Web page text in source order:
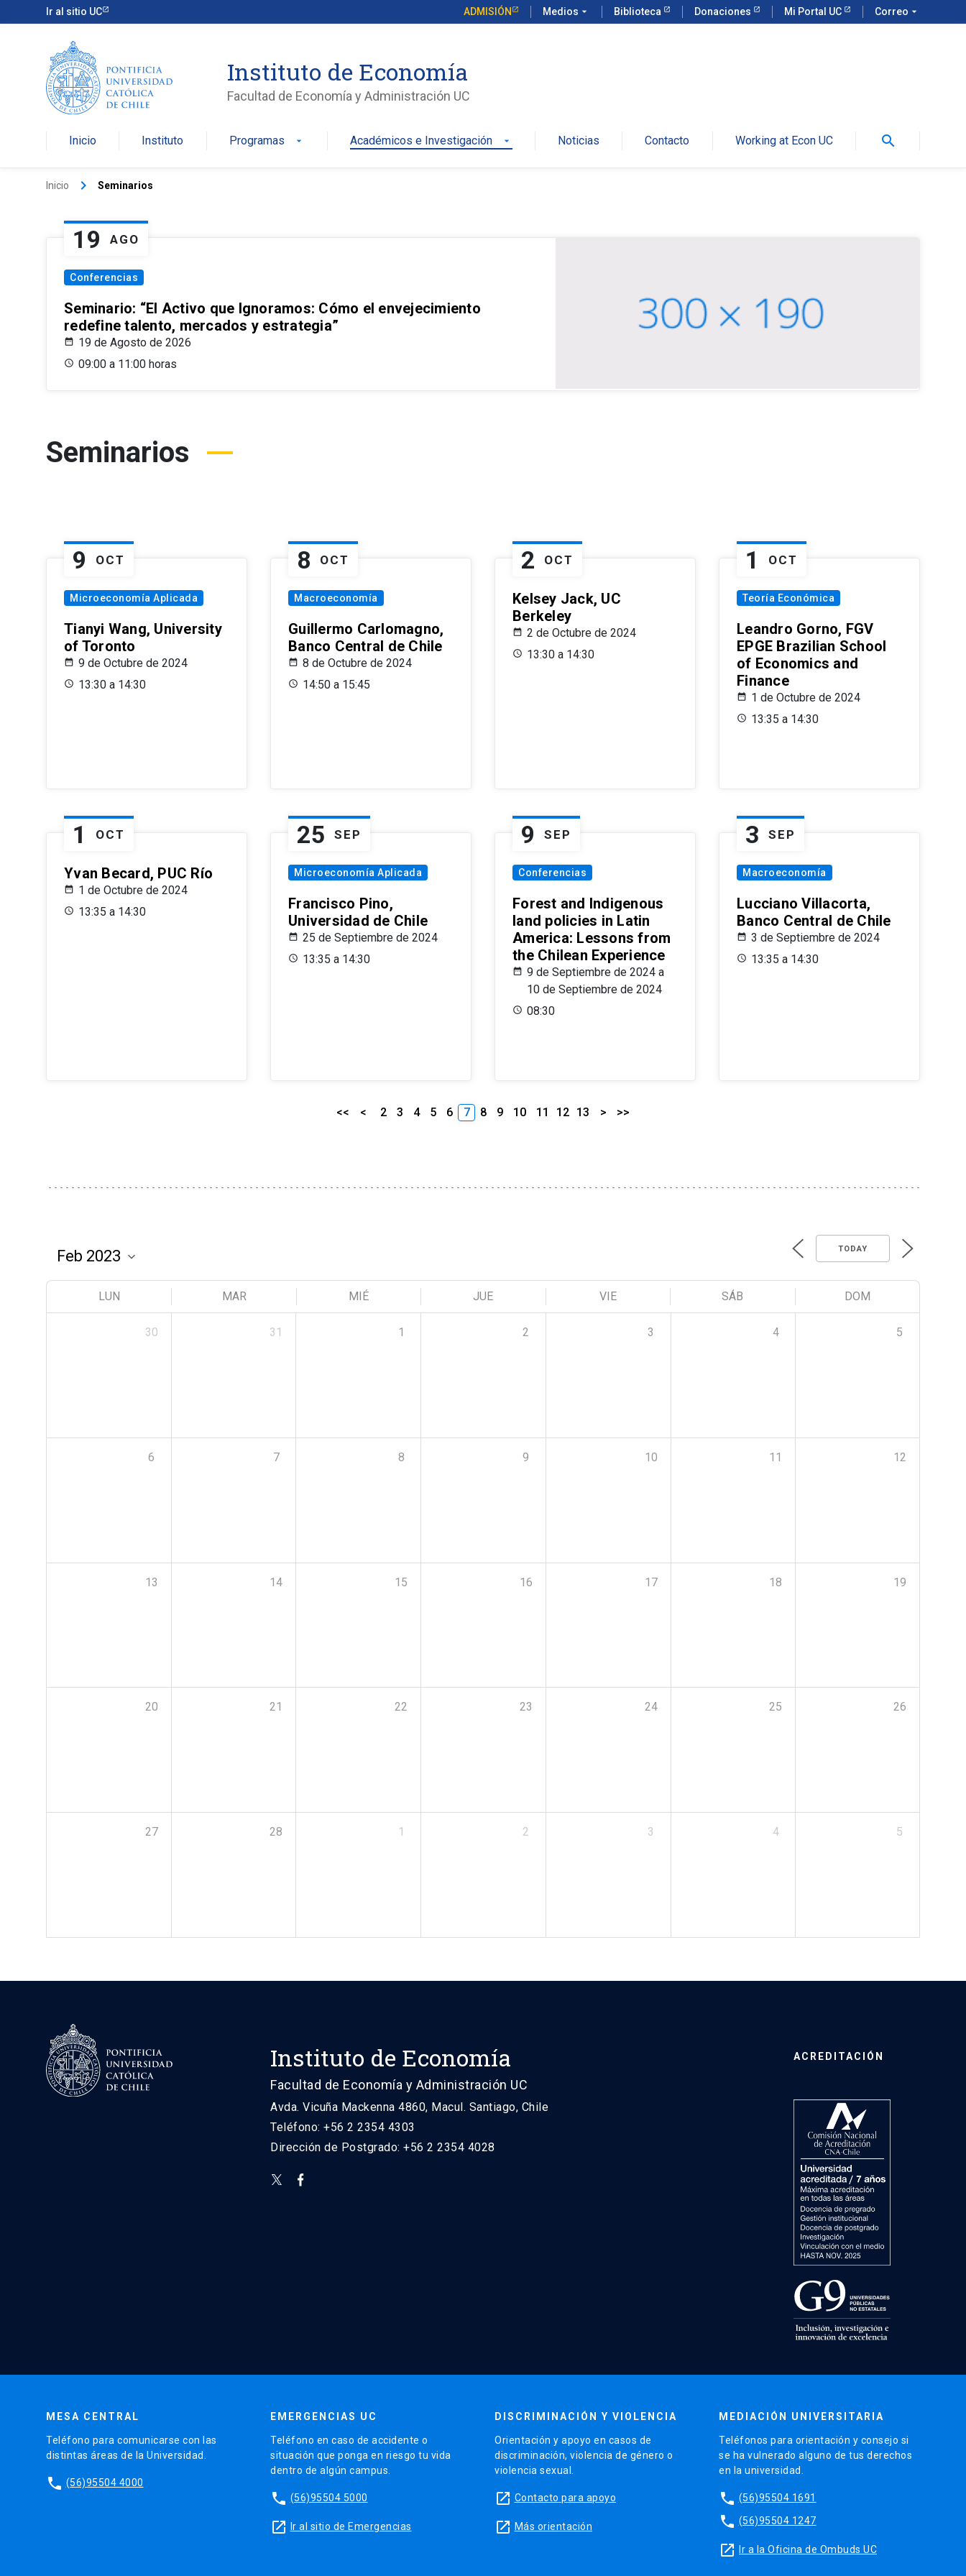
Ir al sitio UC ADMISIÓN Medios arrow_drop_down Biblioteca Donaciones Mi Portal UC Correo arrow_drop_down
Instituto de Economía
Facultad de Economía y Administración UC
Inicio Instituto Programas arrow_drop_down Académicos e Investigación arrow_drop_down Noticias Contacto Working at Econ UC search
Inicio keyboard_arrow_right Seminarios
19 AGO
Conferencias
Seminario: “El Activo que Ignoramos: Cómo el envejecimiento
redefine talento, mercados y estrategia”
19 de Agosto de 2026
09:00 a 11:00 horas
Seminarios
9 OCT
Microeconomía Aplicada
Tianyi Wang, University
of Toronto
9 de Octubre de 2024
13:30 a 14:30
8 OCT
Macroeconomía
Guillermo Carlomagno,
Banco Central de Chile
8 de Octubre de 2024
14:50 a 15:45
2 OCT
Kelsey Jack, UC
Berkeley
2 de Octubre de 2024
13:30 a 14:30
1 OCT
Teoría Económica
Leandro Gorno, FGV
EPGE Brazilian School
of Economics and
Finance
1 de Octubre de 2024
13:35 a 14:30
1 OCT
Yvan Becard, PUC Río
1 de Octubre de 2024
13:35 a 14:30
25 SEP
Microeconomía Aplicada
Francisco Pino,
Universidad de Chile
25 de Septiembre de 2024
13:35 a 14:30
9 SEP
Conferencias
Forest and Indigenous
land policies in Latin
America: Lessons from
the Chilean Experience
9 de Septiembre de 2024 a
10 de Septiembre de 2024
08:30
3 SEP
Macroeconomía
Lucciano Villacorta,
Banco Central de Chile
3 de Septiembre de 2024
13:35 a 14:30
<< < 2 3 4 5 6 7 8 9 10 11 12 13 > >>
TODAY
LUN MAR MIÉ JUE VIE SÁB DOM
30 31 1 2 3 4 5
6 7 8 9 10 11 12
13 14 15 16 17 18 19
20 21 22 23 24 25 26
27 28 1 2 3 4 5
Instituto de Economía
Facultad de Economía y Administración UC
Avda. Vicuña Mackenna 4860, Macul. Santiago, Chile
Teléfono: +56 2 2354 4303
Dirección de Postgrado: +56 2 2354 4028
ACREDITACIÓN
MESA CENTRAL
Teléfono para comunicarse con las
distintas áreas de la Universidad.
phone (56)95504 4000
EMERGENCIAS UC
Teléfono en caso de accidente o
situación que ponga en riesgo tu vida
dentro de algún campus.
phone (56)95504 5000
launch Ir al sitio de Emergencias
DISCRIMINACIÓN Y VIOLENCIA
Orientación y apoyo en casos de
discriminación, violencia de género o
violencia sexual.
launch Contacto para apoyo
launch Más orientación
MEDIACIÓN UNIVERSITARIA
Teléfonos para orientación y consejo si
se ha vulnerado alguno de tus derechos
en la universidad.
phone (56)95504 1691
phone (56)95504 1247
launch Ir a la Oficina de Ombuds UC